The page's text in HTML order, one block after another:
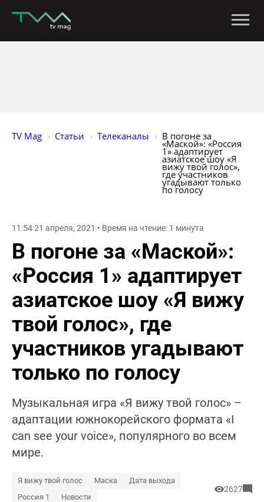
TV Mag Статьи Телеканалы В погоне за
«Маской»: «Россия
1» адаптирует
азиатское шоу «Я
вижу твой голос»,
где участников
угадывают только
по голосу
11:54 21 апреля, 2021 • Время на чтение: 1 минута
В погоне за «Маской»:
«Россия 1» адаптирует
азиатское шоу «Я вижу
твой голос», где
участников угадывают
только по голосу
Музыкальная игра «Я вижу твой голос» –
адаптации южнокорейского формата «I
can see your voice», популярного во всем
мире.
Я вижу твой голос Маска
Дата выхода
Россия 1
Новости
2627